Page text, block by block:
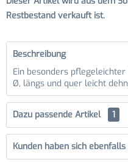
Restbestand verkauft ist.
Beschreibung
Ein besonders
Ø, längs und quer leicht
Dazu passende Artikel 1
Kunden haben sich